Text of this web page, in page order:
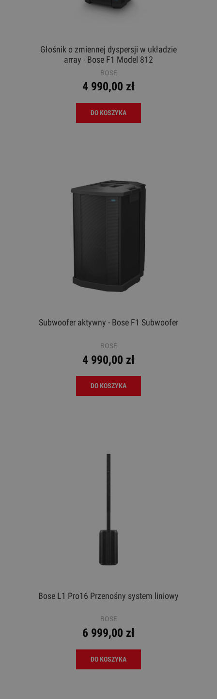
Głośnik o zmiennej dyspersji w układzie
array - Bose F1 Model 812
BOSE
4 990,00 zł
DO KOSZYKA
Subwoofer aktywny - Bose F1 Subwoofer
BOSE
4 990,00 zł
DO KOSZYKA
Bose L1 Pro16 Przenośny system liniowy
BOSE
6 999,00 zł
DO KOSZYKA